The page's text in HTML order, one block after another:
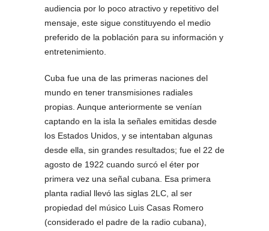
audiencia por lo poco atractivo y repetitivo del
mensaje, este sigue constituyendo el medio
preferido de la población para su información y
entretenimiento.
Cuba fue una de las primeras naciones del
mundo en tener transmisiones radiales
propias. Aunque anteriormente se venían
captando en la isla la señales emitidas desde
los Estados Unidos, y se intentaban algunas
desde ella, sin grandes resultados; fue el 22 de
agosto de 1922 cuando surcó el éter por
primera vez una señal cubana. Esa primera
planta radial llevó las siglas 2LC, al ser
propiedad del músico Luis Casas Romero
(considerado el padre de la radio cubana),